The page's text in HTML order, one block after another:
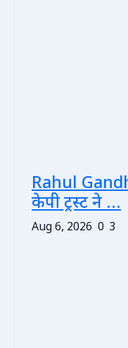
Rahul
केपी ट्रस्ट ने ...
Aug 6, 2026 0 3